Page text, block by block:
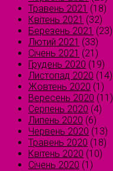
Травень 2021 (18)
Квітень 2021 (32)
Березень 2021 (23)
Лютий 2021 (33)
Січень 2021 (21)
Грудень 2020 (19)
Листопад 2020 (14)
Жовтень 2020 (1)
Вересень 2020 (11)
Серпень 2020 (4)
Липень 2020 (6)
Червень 2020 (13)
Травень 2020 (18)
Квітень 2020 (10)
Січень 2020 (1)